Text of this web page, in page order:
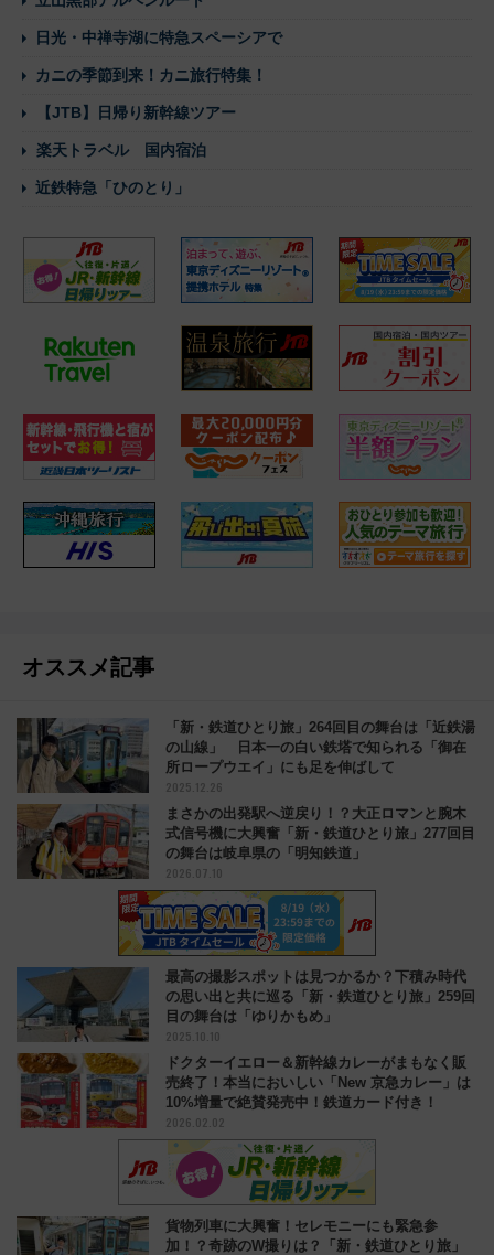
日光・中禅寺湖に特急スペーシアで
カニの季節到来！カニ旅行特集！
【JTB】日帰り新幹線ツアー
楽天トラベル 国内宿泊
近鉄特急「ひのとり」
オススメ記事
「新・鉄道ひとり旅」264回目の舞台は「近鉄湯
の山線」 日本一の白い鉄塔で知られる「御在
所ロープウエイ」にも足を伸ばして
2025.12.26
まさかの出発駅へ逆戻り！？大正ロマンと腕木
式信号機に大興奮「新・鉄道ひとり旅」277回目
の舞台は岐阜県の「明知鉄道」
2026.07.10
最高の撮影スポットは見つかるか？下積み時代
の思い出と共に巡る「新・鉄道ひとり旅」259回
目の舞台は「ゆりかもめ」
2025.10.10
ドクターイエロー＆新幹線カレーがまもなく販
売終了！本当においしい「New 京急カレー」は
10%増量で絶賛発売中！鉄道カード付き！
2026.02.02
貨物列車に大興奮！セレモニーにも緊急参
加！？奇跡のW撮りは？「新・鉄道ひとり旅」